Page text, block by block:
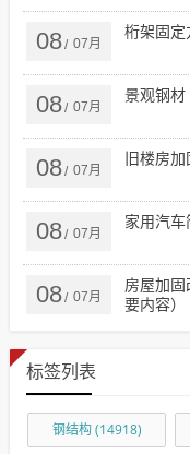
08/ 07月
桁架固定
08/ 07月
景观钢材
08/ 07月
旧楼房加
08/ 07月
家用汽
08/ 07月
房屋加
要内容）
标签列表
钢结构(14918)